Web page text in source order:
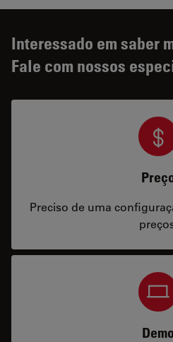
Interessado em saber
Fale com nossos
Preciso de uma
Demo